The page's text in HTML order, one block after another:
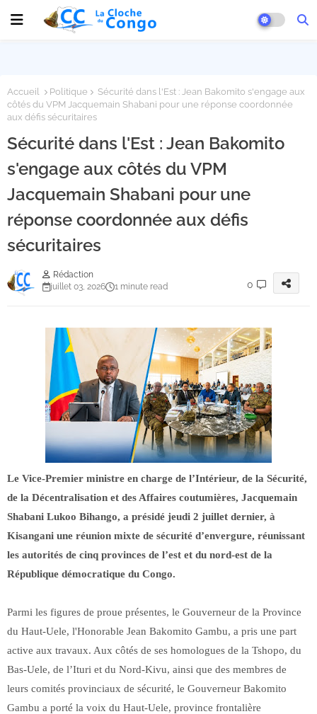
Accueil Politique
Sécurité dans l'Est : Jean Bakomito s'engage aux
côtés du VPM Jacquemain Shabani pour une réponse coordonnée
aux défis sécuritaires
Sécurité dans l'Est : Jean Bakomito
s'engage aux côtés du VPM
Jacquemain Shabani pour une
réponse coordonnée aux défis
sécuritaires
Rédaction
juillet 03, 2026
1 minute read 0
Le Vice-Premier ministre en charge de l’Intérieur, de la Sécurité,
de la Décentralisation et des Affaires coutumières, Jacquemain
Shabani Lukoo Bihango, a présidé jeudi 2 juillet dernier, à
Kisangani une réunion mixte de sécurité d’envergure, réunissant
les autorités de cinq provinces de l’est et du nord-est de la
République démocratique du Congo.
Parmi les figures de proue présentes, le Gouverneur de la Province
du Haut-Uele, l'Honorable Jean Bakomito Gambu, a pris une part
active aux travaux. Aux côtés de ses homologues de la Tshopo, du
Bas-Uele, de l’Ituri et du Nord-Kivu, ainsi que des membres de
leurs comités provinciaux de sécurité, le Gouverneur Bakomito
Gambu a porté la voix du Haut-Uele, province frontalière